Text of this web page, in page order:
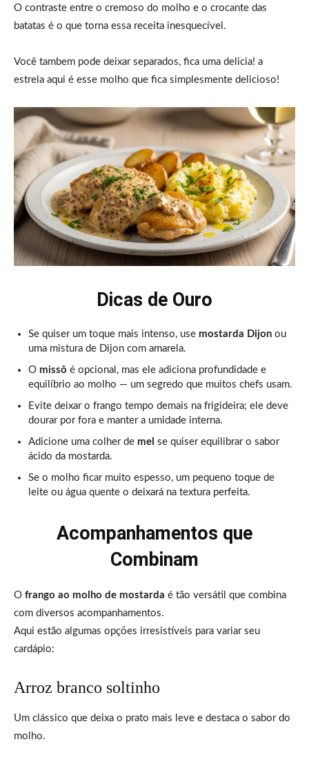
O contraste entre o cremoso do molho e o crocante das
batatas é o que torna essa receita inesquecível.
Você tambem pode deixar separados, fica uma delicia! a
estrela aqui é esse molho que fica simplesmente delicioso!
Dicas de Ouro
Se quiser um toque mais intenso, use mostarda Dijon ou
uma mistura de Dijon com amarela.
O missô é opcional, mas ele adiciona profundidade e
equilíbrio ao molho — um segredo que muitos chefs usam.
Evite deixar o frango tempo demais na frigideira; ele deve
dourar por fora e manter a umidade interna.
Adicione uma colher de mel se quiser equilibrar o sabor
ácido da mostarda.
Se o molho ficar muito espesso, um pequeno toque de
leite ou água quente o deixará na textura perfeita.
Acompanhamentos que
Combinam
O frango ao molho de mostarda é tão versátil que combina
com diversos acompanhamentos.
Aqui estão algumas opções irresistíveis para variar seu
cardápio:
Arroz branco soltinho
Um clássico que deixa o prato mais leve e destaca o sabor do
molho.